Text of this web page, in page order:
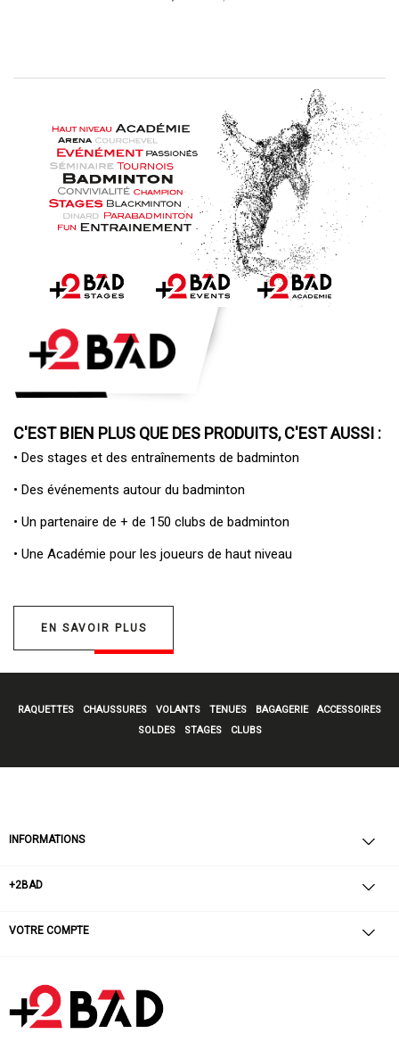
C'EST BIEN PLUS QUE DES PRODUITS, C'EST AUSSI :
• Des stages et des entraînements de badminton
• Des événements autour du badminton
• Un partenaire de + de 150 clubs de badminton
• Une Académie pour les joueurs de haut niveau
EN SAVOIR PLUS
RAQUETTES CHAUSSURES VOLANTS TENUES BAGAGERIE
ACCESSOIRES
SOLDES
STAGES CLUBS
INFORMATIONS
+2BAD
VOTRE COMPTE